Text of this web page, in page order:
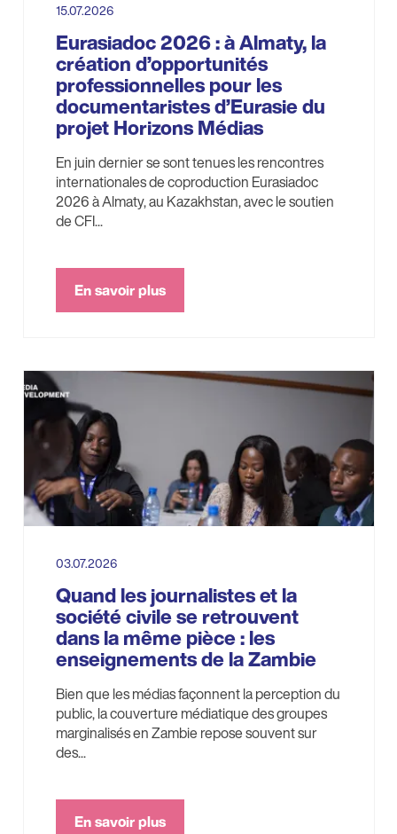
15.07.2026
Eurasiadoc 2026 : à Almaty, la
création d’opportunités
professionnelles pour les
documentaristes d’Eurasie du
projet Horizons Médias
En juin dernier se sont tenues les rencontres
internationales de coproduction Eurasiadoc
2026 à Almaty, au Kazakhstan, avec le soutien
de CFI...
En savoir plus
03.07.2026
Quand les journalistes et la
société civile se retrouvent
dans la même pièce : les
enseignements de la Zambie
Bien que les médias façonnent la perception du
public, la couverture médiatique des groupes
marginalisés en Zambie repose souvent sur
des...
En savoir plus